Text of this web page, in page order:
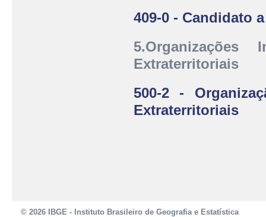
409-0 - Candidato
5.Organizações
Extraterritoriais
500-2 -
Extraterritoriais
© 2026 IBGE - Instituto Brasileiro de Geografia e Estatística